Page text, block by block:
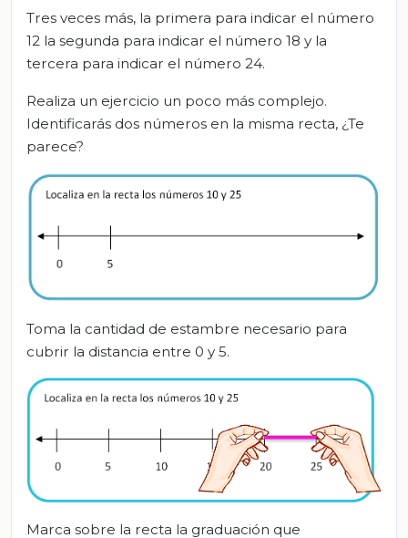
Tres veces más, la primera para indicar el número
12 la segunda para indicar el número 18 y la
tercera para indicar el número 24.
Realiza un ejercicio un poco más complejo.
Identificarás dos números en la misma recta, ¿Te
parece?
Toma la cantidad de estambre necesario para
cubrir la distancia entre 0 y 5.
Marca sobre la recta la graduación que